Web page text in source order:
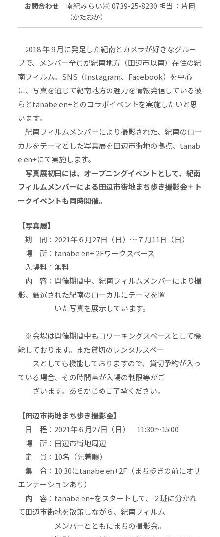
お問合わせ
南紀みらい㈱ 0739-25-8230 担当：片岡
（かたおか）
2018 年 9 月に発足した紀南とカメラが好きなグルー
プで、メンバー全員が紀南地方（田辺市以南）在住の紀
南フィルム。SNS（Instagram、Facebook）を中心
に、写真を通じて紀南地方の魅力を情報発信している彼
らとtanabe en+とのコラボイベントを実施したいと思
います。
紀南フィルムメンバーにより撮影された、紀南のロー
カルをテーマとした写真展を田辺市街地の拠点、tanab
e en+にて実施します。
写真展初日には、オープニングイベントとして、紀南
フィルムメンバーによる田辺市街地まち歩き撮影会＋ト
ークイベントも同時開催。
【写真展】
期 間：2021年６月27日（日）～７月11日（日）
場 所：tanabe en+ 2Fワークスペース
入場料：無料
内 容：開催期間中、紀南フィルムメンバーにより撮
影、厳選された紀南のローカルにテーマを置
いた写真を展示しています。
※会場は開催期間中もコワーキングスペースとして機
能しております。また貸切のレンタルスペー
スとしても機能しておりますので、貸切予約が入っ
ている場合、その時間帯が入場の制限等がご
ざいます。あらかじめご了承ください。
【田辺市街地まち歩き撮影会】
日 程：2021年６月27日（日） 11:30～15:00
場 所：田辺市街地周辺
定 員：10名（先着順）
集 合：10:30にtanabe en+2F（まち歩きの前にオリ
エンテーションあり）
内 容：tanabe en+をスタートして、２班に分かれ
て田辺市街地を散策しながら、紀南フィルム
メンバーとともにまちの撮影会。